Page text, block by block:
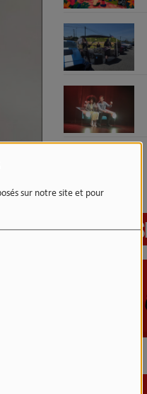
sur notre site et pour
LES